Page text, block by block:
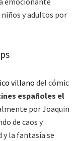
y adultos por
villano del cómic
españoles el
por Joaquin
de caos y
y la fantasía se